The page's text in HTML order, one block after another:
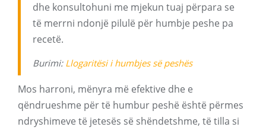
dhe konsultohuni me mjekun tuaj përpara se
të merrni ndonjë pilulë për humbje peshe pa
recetë.
Burimi: Llogaritësi i humbjes së peshës
Mos harroni, mënyra më efektive dhe e
qëndrueshme për të humbur peshë është përmes
ndryshimeve të jetesës së shëndetshme, të tilla si